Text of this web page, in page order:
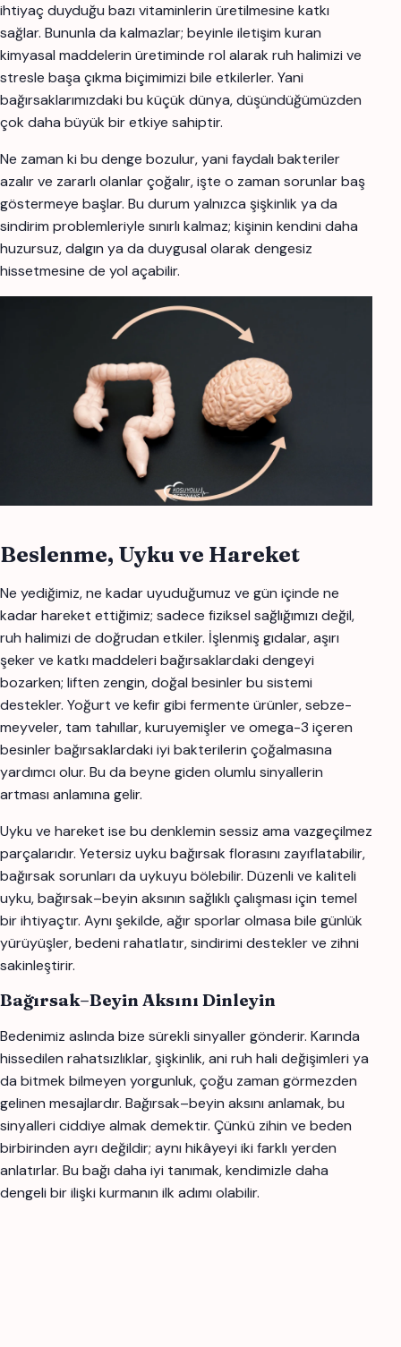
ihtiyaç duyduğu bazı vitaminlerin üretilmesine katkı
sağlar. Bununla da kalmazlar; beyinle iletişim kuran
kimyasal maddelerin üretiminde rol alarak ruh halimizi ve
stresle başa çıkma biçimimizi bile etkilerler. Yani
bağırsaklarımızdaki bu küçük dünya, düşündüğümüzden
çok daha büyük bir etkiye sahiptir.
Ne zaman ki bu denge bozulur, yani faydalı bakteriler
azalır ve zararlı olanlar çoğalır, işte o zaman sorunlar baş
göstermeye başlar. Bu durum yalnızca şişkinlik ya da
sindirim problemleriyle sınırlı kalmaz; kişinin kendini daha
huzursuz, dalgın ya da duygusal olarak dengesiz
hissetmesine de yol açabilir.
Beslenme, Uyku ve Hareket
Ne yediğimiz, ne kadar uyuduğumuz ve gün içinde ne
kadar hareket ettiğimiz; sadece fiziksel sağlığımızı değil,
ruh halimizi de doğrudan etkiler. İşlenmiş gıdalar, aşırı
şeker ve katkı maddeleri bağırsaklardaki dengeyi
bozarken; liften zengin, doğal besinler bu sistemi
destekler. Yoğurt ve kefir gibi fermente ürünler, sebze-
meyveler, tam tahıllar, kuruyemişler ve omega-3 içeren
besinler bağırsaklardaki iyi bakterilerin çoğalmasına
yardımcı olur. Bu da beyne giden olumlu sinyallerin
artması anlamına gelir.
Uyku ve hareket ise bu denklemin sessiz ama vazgeçilmez
parçalarıdır. Yetersiz uyku bağırsak florasını zayıflatabilir,
bağırsak sorunları da uykuyu bölebilir. Düzenli ve kaliteli
uyku, bağırsak–beyin aksının sağlıklı çalışması için temel
bir ihtiyaçtır. Aynı şekilde, ağır sporlar olmasa bile günlük
yürüyüşler, bedeni rahatlatır, sindirimi destekler ve zihni
sakinleştirir.
Bağırsak–Beyin Aksını Dinleyin
Bedenimiz aslında bize sürekli sinyaller gönderir. Karında
hissedilen rahatsızlıklar, şişkinlik, ani ruh hali değişimleri ya
da bitmek bilmeyen yorgunluk, çoğu zaman görmezden
gelinen mesajlardır. Bağırsak–beyin aksını anlamak, bu
sinyalleri ciddiye almak demektir. Çünkü zihin ve beden
birbirinden ayrı değildir; aynı hikâyeyi iki farklı yerden
anlatırlar. Bu bağı daha iyi tanımak, kendimizle daha
dengeli bir ilişki kurmanın ilk adımı olabilir.